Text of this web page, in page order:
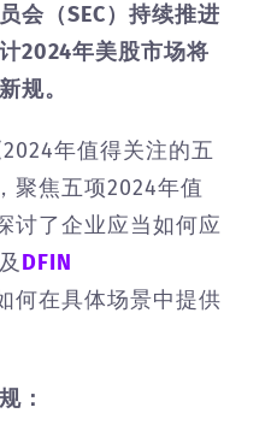
会（SEC）持续推进
2024年美股市场将
规。
年值得关注的五
聚焦五项2024年值
讨了企业应当如何应
DFIN
在具体场景中提供
：